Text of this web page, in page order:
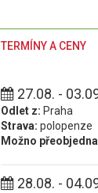
TERMÍNY A CENY
27.08. -
Odlet z: Praha
Strava: polopenze
Možno
28.08. -